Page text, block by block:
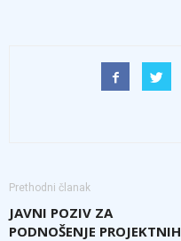
Prethodni članak
JAVNI POZIV ZA
PODNOŠENJE PROJEKTNIH